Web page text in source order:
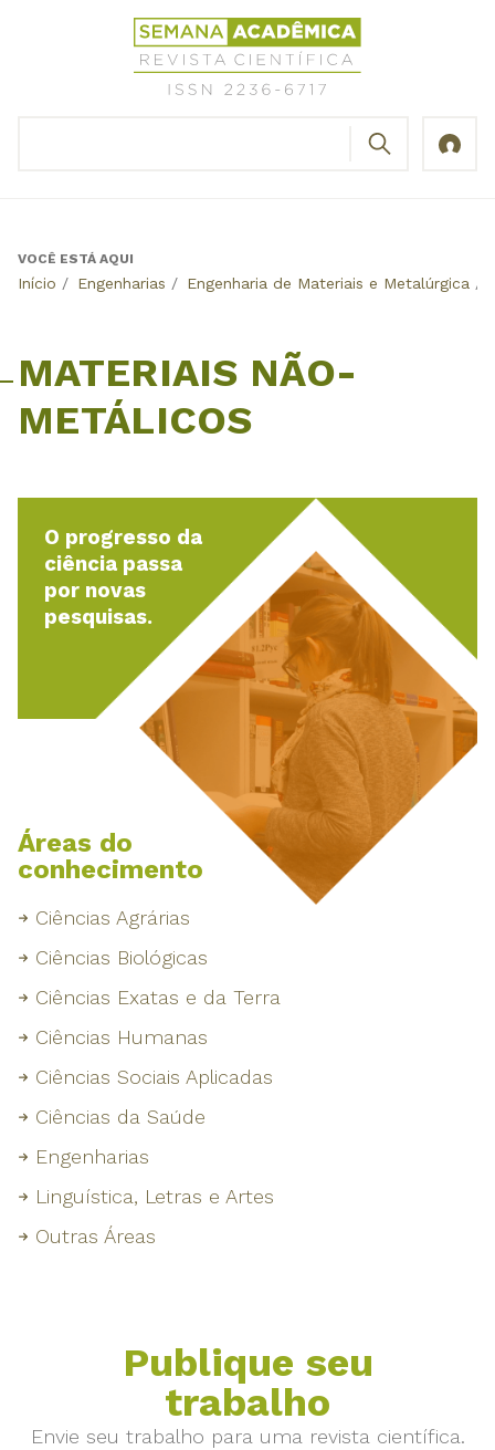
Revista
Científica
Semana
Back
VOCÊ ESTÁ AQUI
Início / Engenharias / Engenharia de Materiais e Metalúrgica /
MATERIAIS NÃO-
METÁLICOS
O progresso da
ciência passa
por novas
pesquisas.
Áreas do
conhecimento
Ciências Agrárias
Ciências Biológicas
Ciências Exatas e da Terra
Ciências Humanas
Ciências Sociais Aplicadas
Ciências da Saúde
Engenharias
Linguística, Letras e Artes
Outras Áreas
Publique seu
trabalho
Envie seu trabalho para uma revista científica.